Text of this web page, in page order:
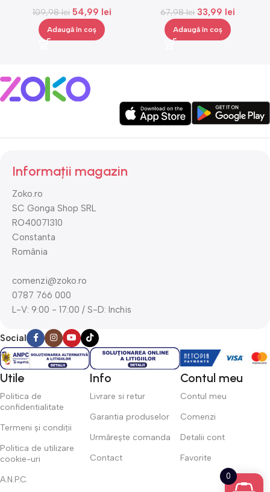
109,98lei 54,99 lei
Adaugă în coș
67,98lei 33,99 lei
Adaugă în coș
Informații magazin
Zoko.ro
SC Gonga Shop SRL
RO40071310
Constanta
România
comenzi@zoko.ro
0787 766 000
L-V: 9:00 - 17:00 / S-D: Inchis
Social
Utile
Politica de
confidentialitate
Termeni și condiții
Politica de utilizare
cookie-uri
A.N.P.C.
Info
Livrare si retur
Garantia produselor
Urmărește comanda
Contact
Contul meu
Contul meu
Comenzi
Detalii cont
Favorite
0